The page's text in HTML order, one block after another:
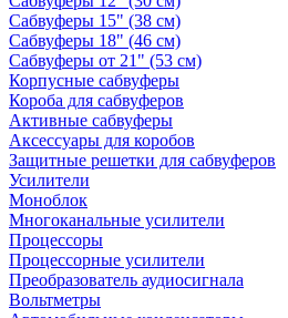
Сабвуферы 15" (38 см)
Сабвуферы 18" (46 см)
Сабвуферы от 21" (53 см)
Корпусные сабвуферы
Короба для сабвуферов
Активные сабвуферы
Аксессуары для коробов
Защитные решетки для сабвуферов
Усилители
Моноблок
Многоканальные усилители
Процессоры
Процессорные усилители
Преобразователь аудиосигнала
Вольтметры